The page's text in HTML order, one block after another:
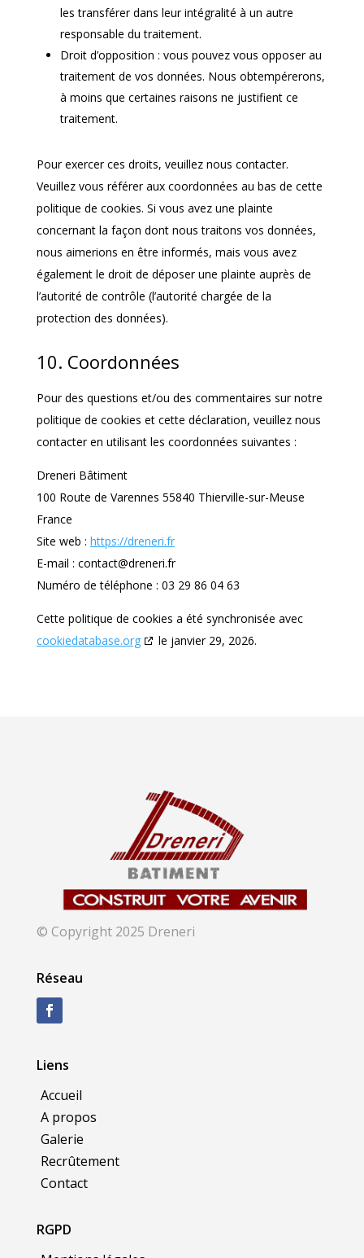
les transférer dans leur intégralité à un autre
responsable du traitement.
Droit d’opposition : vous pouvez vous opposer au
traitement de vos données. Nous obtempérerons,
à moins que certaines raisons ne justifient ce
traitement.
Pour exercer ces droits, veuillez nous contacter.
Veuillez vous référer aux coordonnées au bas de cette
politique de cookies. Si vous avez une plainte
concernant la façon dont nous traitons vos données,
nous aimerions en être informés, mais vous avez
également le droit de déposer une plainte auprès de
l’autorité de contrôle (l’autorité chargée de la
protection des données).
10. Coordonnées
Pour des questions et/ou des commentaires sur notre
politique de cookies et cette déclaration, veuillez nous
contacter en utilisant les coordonnées suivantes :
Dreneri Bâtiment
100 Route de Varennes 55840 Thierville-sur-Meuse
France
Site web : https://dreneri.fr
E-mail : contact@dreneri.fr
Numéro de téléphone : 03 29 86 04 63
Cette politique de cookies a été synchronisée avec
cookiedatabase.org
le janvier 29, 2026.
© Copyright 2025 Dreneri
Réseau
Liens
Accueil
A propos
Galerie
Recrûtement
Contact
RGPD